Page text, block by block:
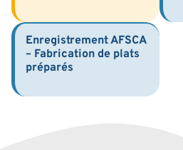
Enregistrement AFSCA
– Fabrication de plats
préparés